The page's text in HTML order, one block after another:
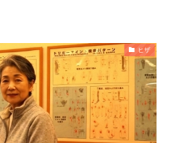
ヒザ